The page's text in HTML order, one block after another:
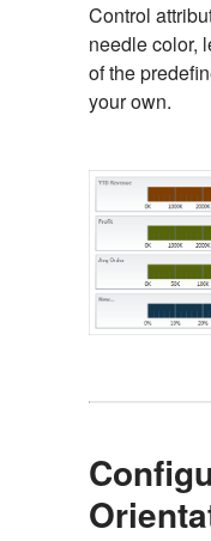
Control
needle color,
of the
your own.